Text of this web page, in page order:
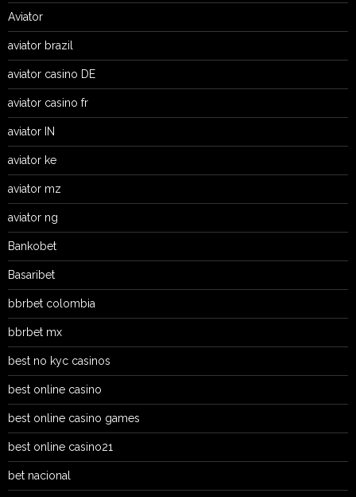
Aviator
aviator brazil
aviator casino DE
aviator casino fr
aviator IN
aviator ke
aviator mz
aviator ng
Bankobet
Basaribet
bbrbet colombia
bbrbet mx
best no kyc casinos
best online casino
best online casino games
best online casino21
bet nacional